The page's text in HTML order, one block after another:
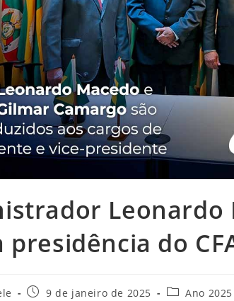
Leonardo
presidência do
Post9 de janeiro de 2025
Categoria
Ano 2025